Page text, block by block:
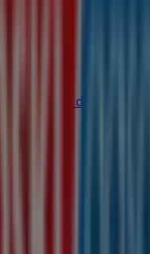
de Baños de Arteixo,